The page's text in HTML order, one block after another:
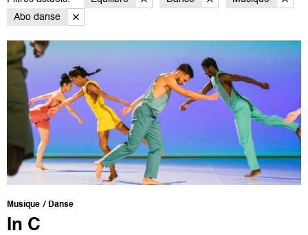
Abo danse
Musique Danse
In C